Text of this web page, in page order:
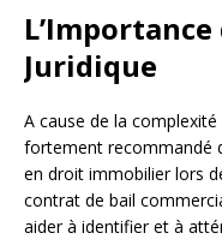
Juridique
A cause de la
fortement recommandé
en droit immobilier lors
contrat de bail
aider à identifier et à